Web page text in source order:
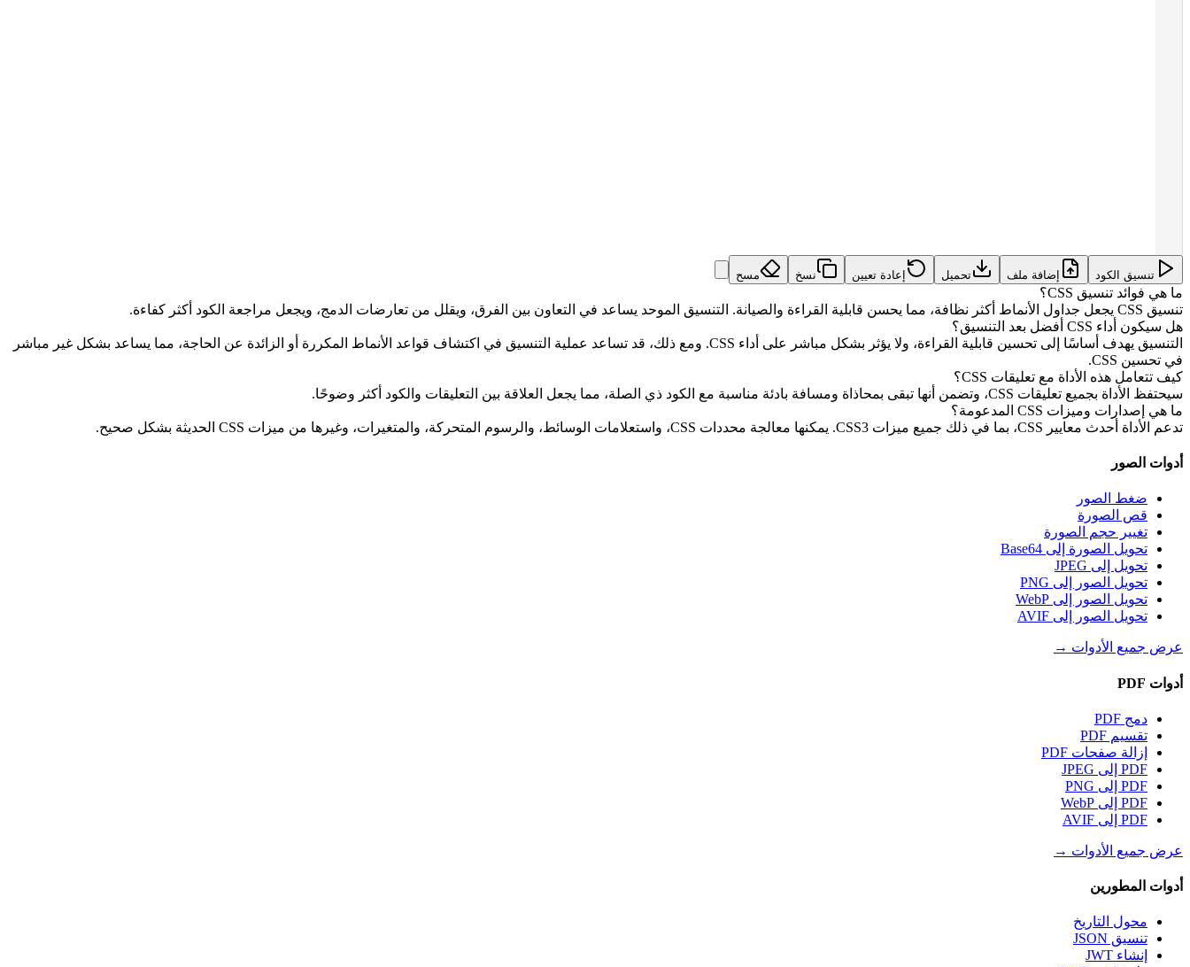
تنسيق الكود إضافة ملف تحميل إعادة تعيين نسخ مسح
ما هي فوائد تنسيق CSS؟
تنسيق CSS يجعل جداول الأنماط أكثر نظافة، مما يحسن قابلية القراءة والصيانة. التنسيق الموحد يساعد في التعاون بين الفرق، ويقلل من تعارضات الدمج، ويجعل مراجعة الكود أكثر كفاءة.
هل سيكون أداء CSS أفضل بعد التنسيق؟
التنسيق يهدف أساسًا إلى تحسين قابلية القراءة، ولا يؤثر بشكل مباشر على أداء CSS. ومع ذلك، قد تساعد عملية التنسيق في اكتشاف قواعد الأنماط المكررة أو الزائدة عن الحاجة، مما يساعد بشكل غير مباشر
في تحسين CSS.
كيف تتعامل هذه الأداة مع تعليقات CSS؟
سيحتفظ الأداة بجميع تعليقات CSS، وتضمن أنها تبقى بمحاذاة ومسافة بادئة مناسبة مع الكود ذي الصلة، مما يجعل العلاقة بين التعليقات والكود أكثر وضوحًا.
ما هي إصدارات وميزات CSS المدعومة؟
تدعم الأداة أحدث معايير CSS، بما في ذلك جميع ميزات CSS3. يمكنها معالجة محددات CSS، واستعلامات الوسائط، والرسوم المتحركة، والمتغيرات، وغيرها من ميزات CSS الحديثة بشكل صحيح.
أدوات الصور
ضغط الصور
قص الصورة
تغيير حجم الصورة
تحويل الصورة إلى Base64
تحويل إلى JPEG
تحويل الصور إلى PNG
تحويل الصور إلى WebP
تحويل الصور إلى AVIF
عرض جميع الأدوات →
أدوات PDF
دمج PDF
تقسيم PDF
إزالة صفحات PDF
PDF إلى JPEG
PDF إلى PNG
PDF إلى WebP
PDF إلى AVIF
عرض جميع الأدوات →
أدوات المطورين
محول التاريخ
تنسيق JSON
إنشاء JWT